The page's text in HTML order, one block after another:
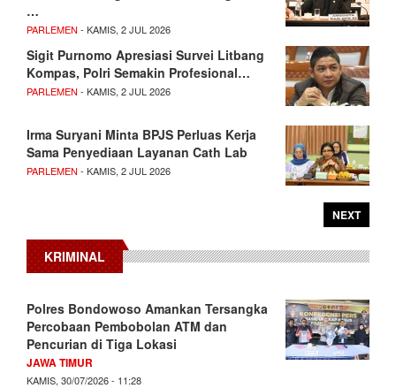
…
PARLEMEN - KAMIS, 2 JUL 2026
Sigit Purnomo Apresiasi Survei Litbang
Kompas, Polri Semakin Profesional…
PARLEMEN - KAMIS, 2 JUL 2026
Irma Suryani Minta BPJS Perluas Kerja
Sama Penyediaan Layanan Cath Lab
PARLEMEN - KAMIS, 2 JUL 2026
NEXT
KRIMINAL
Polres Bondowoso Amankan Tersangka
Percobaan Pembobolan ATM dan
Pencurian di Tiga Lokasi
JAWA TIMUR
KAMIS, 30/07/2026 - 11:28